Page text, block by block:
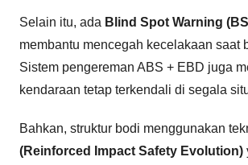
Selain itu, ada Blind Spot Warning
membantu mencegah kecelakaan saat
Sistem pengereman ABS + EBD juga
kendaraan tetap terkendali di segala
Bahkan, struktur bodi menggunakan
(Reinforced Impact Safety Evolution)